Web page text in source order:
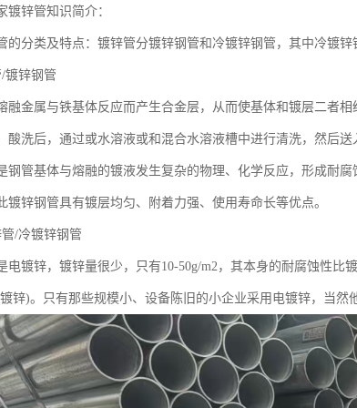
镀锌管知识简介：
的分类及特点：镀锌管分镀锌钢管和冷镀锌钢管，其中冷镀锌
镀锌钢管
融金属与铁基体反应而产生合金层，从而使基体和镀层二者
酸洗后，通过或水溶液或和混合水溶液槽中进行清洗，然后送
钢管基体与熔融的镀液发生复杂的物理、化学反应，形成耐
镀锌钢管具有镀层均匀、附着力强、使用寿命长等优点。
/冷镀锌钢管
电镀锌，镀锌量很少，只有10-50g/m2，其本身的耐腐蚀性比
锌)。只有那些规模小、设备陈旧的小企业采用电镀锌，当然